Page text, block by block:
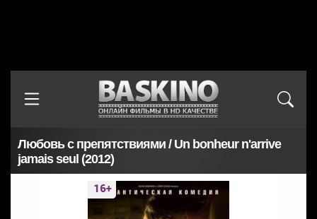
Любовь с препятствиями / Un bonheur n'arrive
jamais seul (2012)